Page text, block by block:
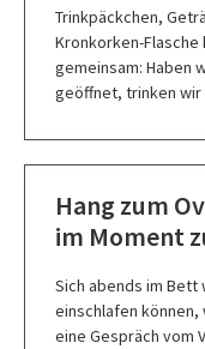
Trinkpäckchen,
Kronkorken-Flasche
gemeinsam: Haben
geöffnet, trinken wir
Hang zum
im Moment
Sich abends im Bett
einschlafen können,
eine Gespräch vom